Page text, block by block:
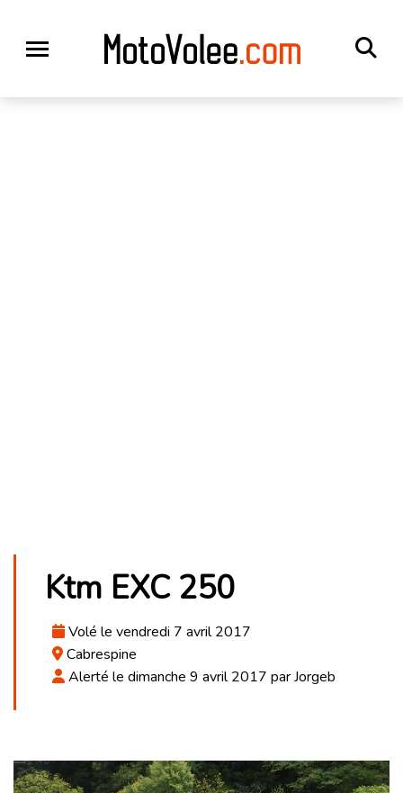
Ktm EXC 250
Volé le vendredi 7 avril 2017
Cabrespine
Alerté le dimanche 9 avril 2017 par Jorgeb